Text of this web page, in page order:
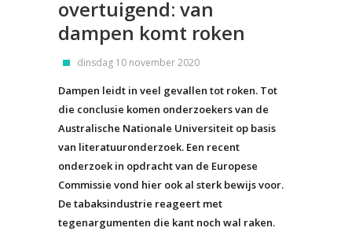
overtuigend: van
dampen komt roken
dinsdag 10 november 2020
Dampen leidt in veel gevallen tot roken. Tot
die conclusie komen onderzoekers van de
Australische Nationale Universiteit op basis
van literatuuronderzoek. Een recent
onderzoek in opdracht van de Europese
Commissie vond hier ook al sterk bewijs voor.
De tabaksindustrie reageert met
tegenargumenten die kant noch wal raken.